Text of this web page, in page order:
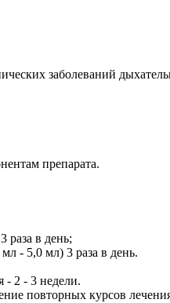
заболеваний
препарата.
раза в день;
- 5,0 мл) 3 раза в день.
- 2 - 3 недели.
повторных курсов